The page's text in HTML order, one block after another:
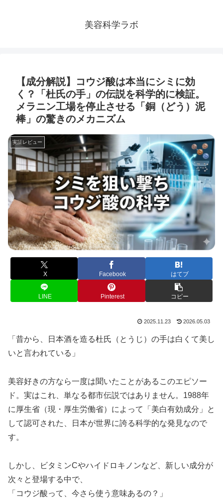
美容科学ラボ
【成分解説】コウジ酸は本当にシミに効
く？「杜氏の手」の伝説を科学的に検証。
メラニン工場を停止させる「銅（どう）泥
棒」の驚きのメカニズム
実証レビュー
X Facebook はてブ
LINE Pinterest コピー
2025.11.23 2026.05.03
「昔から、日本酒を造る杜氏（とうじ）の手は白くて美し
いと言われている」
美容好きの方なら一度は聞いたことがあるこのエピソー
ド。実はこれ、単なる都市伝説ではありません。1988年
に厚生省（現・厚生労働省）によって「美白有効成分」と
して認可された、日本が世界に誇る科学的な発見なので
す。
しかし、ビタミンCやハイドロキノンなど、新しい成分が
次々と登場する中で、
「コウジ酸って、今さら使う意味あるの？」